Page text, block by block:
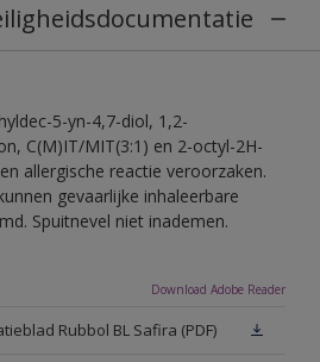
5-yn-4,7-diol, 1,2-
C(M)IT/MIT(3:1) en 2-octyl-2H-
allergische reactie veroorzaken.
gevaarlijke inhaleerbare
Spuitnevel niet inademen.
Download Adobe Reader
Rubbol BL Safira (PDF)